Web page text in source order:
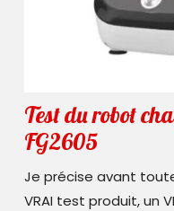
Test du robot
FG2605Test
du
robot
Je précise avant
VRAI test produit, un